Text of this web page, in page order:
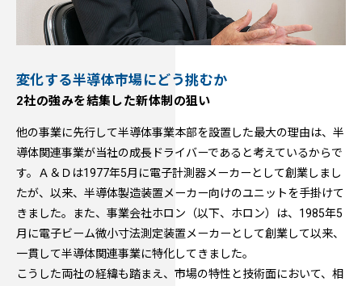
変化する半導体市場にどう挑むか
2社の強みを結集した新体制の狙い
他の事業に先行して半導体事業本部を設置した最大の理由は、半
導体関連事業が当社の成長ドライバーであると考えているからで
す。Ａ＆Ｄは1977年5月に電子計測器メーカーとして創業しまし
たが、以来、半導体製造装置メーカー向けのユニットを手掛けて
きました。また、事業会社ホロン（以下、ホロン）は、1985年5
月に電子ビーム微小寸法測定装置メーカーとして創業して以来、
一貫して半導体関連事業に特化してきました。
こうした両社の経緯も踏まえ、市場の特性と技術面において、相